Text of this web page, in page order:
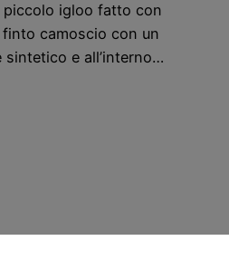
piccolo igloo fatto con
camoscio con un
e all’interno…